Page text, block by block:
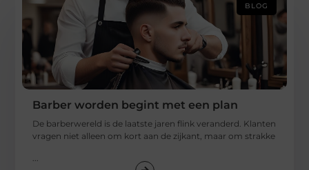
BLOG
Barber worden begint met een plan
De barberwereld is de laatste jaren flink veranderd. Klanten
vragen niet alleen om kort aan de zijkant, maar om strakke